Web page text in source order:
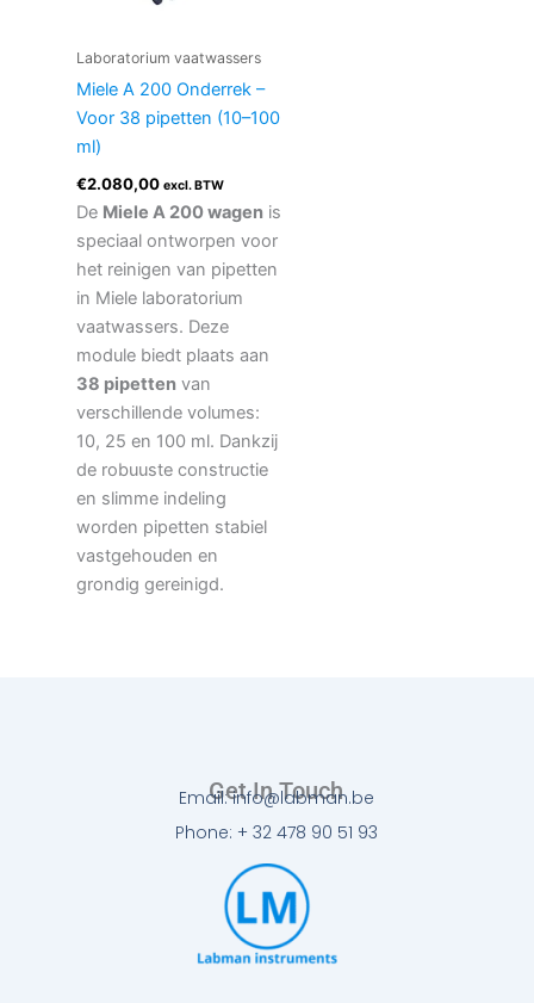
Laboratorium vaatwassers
Miele A 200 Onderrek –
Voor 38 pipetten (10–100
ml)
€2.080,00 excl. BTW
De Miele A 200 wagenis
speciaal ontworpen voor
het reinigen van pipetten
in Miele laboratorium
vaatwassers. Deze
module biedt plaats aan
38 pipettenvan
verschillende volumes:
10, 25 en 100 ml. Dankzij
de robuuste constructie
en slimme indeling
worden pipetten stabiel
vastgehouden en
grondig gereinigd.
Get In Touch
Email: info@labman.be
Phone: + 32 478 90 51 93